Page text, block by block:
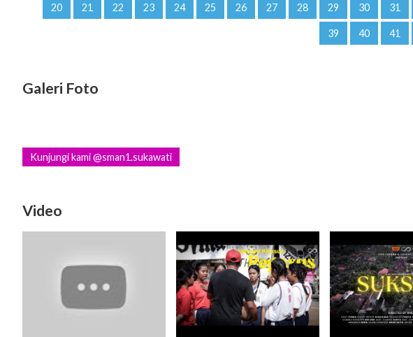
20 21 22 23 24 25 26 27 28 29 30 31
39 40 41
Galeri Foto
Kunjungi kami @sman1.sukawati
Video